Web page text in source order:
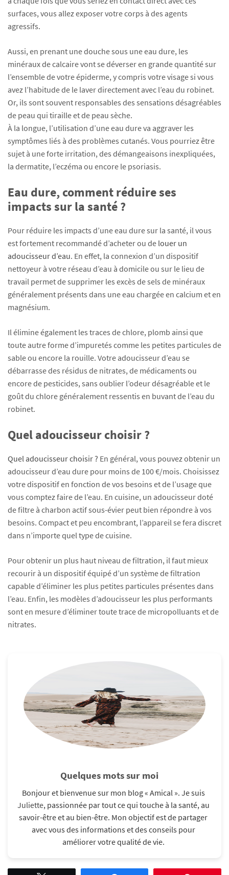
surfaces, vous allez exposer votre corps à des agents
agressifs.
Aussi, en prenant une douche sous une eau dure, les
minéraux de calcaire vont se déverser en grande quantité sur
l’ensemble de votre épiderme, y compris votre visage si vous
avez l’habitude de le laver directement avec l’eau du robinet.
Or, ils sont souvent responsables des sensations désagréables
de peau qui tiraille et de peau sèche.
À la longue, l’utilisation d’une eau dure va aggraver les
symptômes liés à des problèmes cutanés. Vous pourriez être
sujet à une forte irritation, des démangeaisons inexpliquées,
la dermatite, l’eczéma ou encore le psoriasis.
Eau dure, comment réduire ses
impacts sur la santé ?
Pour réduire les impacts d’une eau dure sur la santé, il vous
est fortement recommandé d’acheter ou de louer un
adoucisseur d’eau. En effet, la connexion d’un dispositif
nettoyeur à votre réseau d’eau à domicile ou sur le lieu de
travail permet de supprimer les excès de sels de minéraux
généralement présents dans une eau chargée en calcium et en
magnésium.
Il élimine également les traces de chlore, plomb ainsi que
toute autre forme d’impuretés comme les petites particules de
sable ou encore la rouille. Votre adoucisseur d’eau se
débarrasse des résidus de nitrates, de médicaments ou
encore de pesticides, sans oublier l’odeur désagréable et le
goût du chlore généralement ressentis en buvant de l’eau du
robinet.
Quel adoucisseur choisir ?
Quel adoucisseur choisir ? En général, vous pouvez obtenir un
adoucisseur d’eau dure pour moins de 100 €/mois. Choisissez
votre dispositif en fonction de vos besoins et de l’usage que
vous comptez faire de l’eau. En cuisine, un adoucisseur doté
de filtre à charbon actif sous-évier peut bien répondre à vos
besoins. Compact et peu encombrant, l’appareil se fera discret
dans n’importe quel type de cuisine.
Pour obtenir un plus haut niveau de filtration, il faut mieux
recourir à un dispositif équipé d’un système de filtration
capable d’éliminer les plus petites particules présentes dans
l’eau. Enfin, les modèles d’adoucisseur les plus performants
sont en mesure d’éliminer toute trace de micropolluants et de
nitrates.
Quelques mots sur moi
Bonjour et bienvenue sur mon blog « Amical ». Je suis
Juliette, passionnée par tout ce qui touche à la santé, au
savoir-être et au bien-être. Mon objectif est de partager
avec vous des informations et des conseils pour
améliorer votre qualité de vie.​